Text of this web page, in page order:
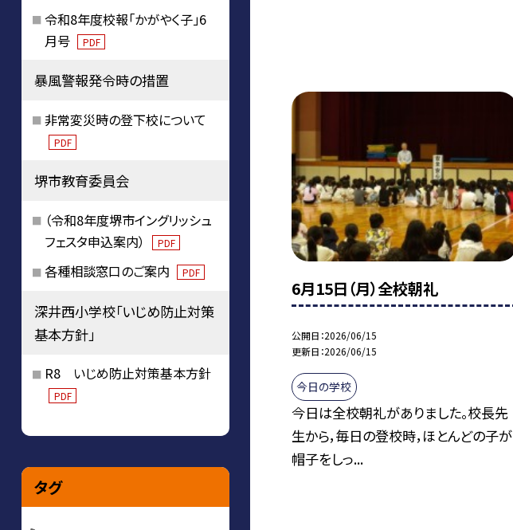
6月15日（月）全校朝礼
公開日 2026/06/15
更新日 2026/06/15
今日の学校
今日は全校朝礼がありました。校長先
生から，毎日の登校時，ほとんどの子が
帽子をしっ...
令和8年度校報「かがやく子」6
月号
PDF
暴風警報発令時の措置
非常変災時の登下校について
PDF
堺市教育委員会
（令和8年度堺市イングリッシュ
フェスタ申込案内）
PDF
各種相談窓口のご案内 PDF
深井西小学校「いじめ防止対策
基本方針」
R8 いじめ防止対策基本方針
PDF
タグ